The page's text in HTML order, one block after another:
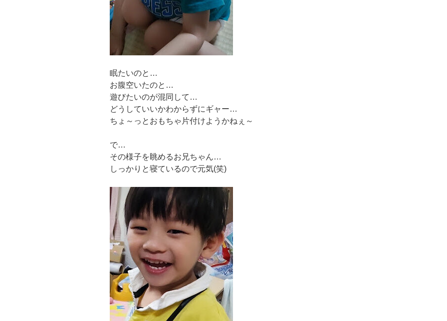
眠たいのと…
お腹空いたのと…
遊びたいのが混同して…
どうしていいかわからずにギャー…
ちょ～っとおもちゃ片付けようかねぇ～
で…
その様子を眺めるお兄ちゃん…
しっかりと寝ているので元気(笑)